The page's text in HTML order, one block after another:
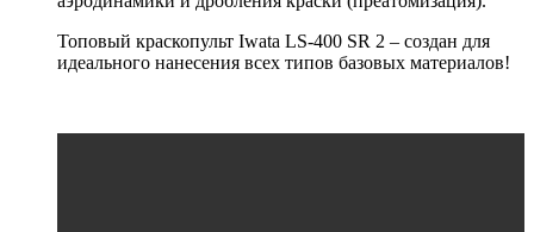
Топовый краскопульт Iwata LS-400 SR 2 – создан для
идеального нанесения всех типов базовых материалов!